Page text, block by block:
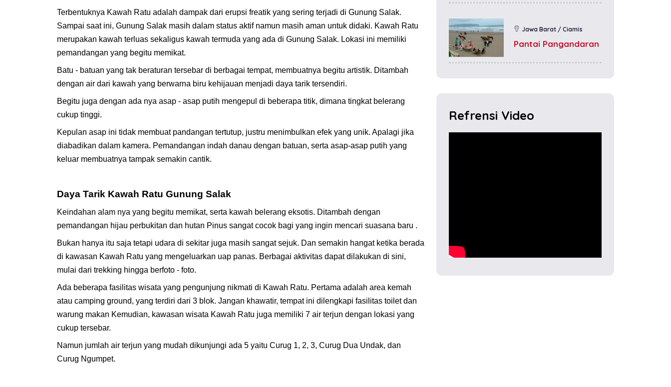
Terbentuknya Kawah Ratu adalah dampak dari erupsi freatik yang sering terjadi di Gunung Salak.
Sampai saat ini, Gunung Salak masih dalam status aktif namun masih aman untuk didaki. Kawah Ratu
merupakan kawah terluas sekaligus kawah termuda yang ada di Gunung Salak. Lokasi ini memiliki
pemandangan yang begitu memikat.
Batu - batuan yang tak beraturan tersebar di berbagai tempat, membuatnya begitu artistik. Ditambah
dengan air dari kawah yang berwarna biru kehijauan menjadi daya tarik tersendiri.
Begitu juga dengan ada nya asap - asap putih mengepul di beberapa titik, dimana tingkat belerang
cukup tinggi.
Kepulan asap ini tidak membuat pandangan tertutup, justru menimbulkan efek yang unik. Apalagi jika
diabadikan dalam kamera. Pemandangan indah danau dengan batuan, serta asap-asap putih yang
keluar membuatnya tampak semakin cantik.
Daya Tarik Kawah Ratu Gunung Salak
Keindahan alam nya yang begitu memikat, serta kawah belerang eksotis. Ditambah dengan
pemandangan hijau perbukitan dan hutan Pinus sangat cocok bagi yang ingin mencari suasana baru .
Bukan hanya itu saja tetapi udara di sekitar juga masih sangat sejuk. Dan semakin hangat ketika berada
di kawasan Kawah Ratu yang mengeluarkan uap panas. Berbagai aktivitas dapat dilakukan di sini,
mulai dari trekking hingga berfoto - foto.
Ada beberapa fasilitas wisata yang pengunjung nikmati di Kawah Ratu. Pertama adalah area kemah
atau camping ground, yang terdiri dari 3 blok. Jangan khawatir, tempat ini dilengkapi fasilitas toilet dan
warung makan Kemudian, kawasan wisata Kawah Ratu juga memiliki 7 air terjun dengan lokasi yang
cukup tersebar.
Namun jumlah air terjun yang mudah dikunjungi ada 5 yaitu Curug 1, 2, 3, Curug Dua Undak, dan
Curug Ngumpet.
Jawa Barat / Ciamis
Pantai Pangandaran
Refrensi Video